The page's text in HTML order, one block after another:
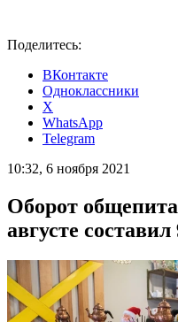
Поделитесь:
ВКонтакте
Одноклассники
X
WhatsApp
Telegram
10:32, 6 ноября 2021
Оборот
августе